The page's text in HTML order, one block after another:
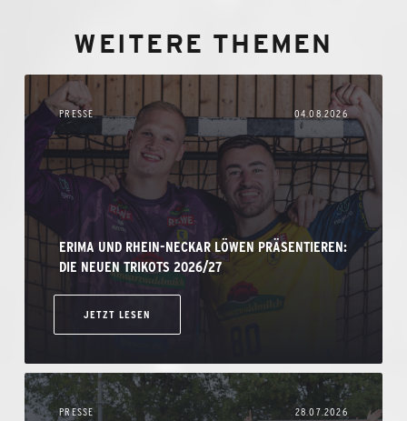
WEITERE THEMEN
PRESSE 04.08.2026
ERIMA UND RHEIN-NECKAR LÖWEN PRÄSENTIEREN:
DIE NEUEN TRIKOTS 2026/27
JETZT LESEN
PRESSE 28.07.2026